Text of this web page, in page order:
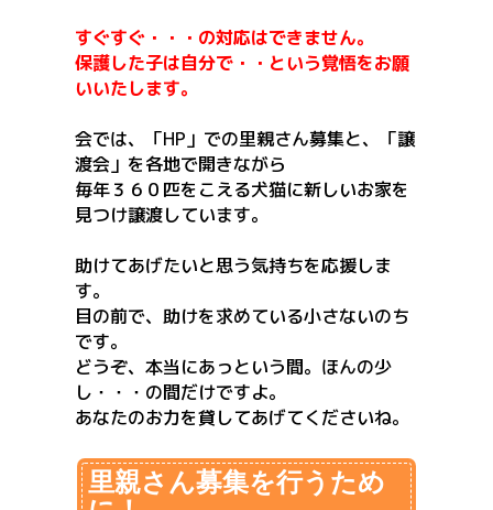
すぐすぐ・・・の対応はできません。
保護した子は自分で・・という覚悟をお願
いいたします。
会では、「HP」での里親さん募集と、「譲
渡会」を各地で開きながら
毎年３６０匹をこえる犬猫に新しいお家を
見つけ譲渡しています。
助けてあげたいと思う気持ちを応援しま
す。
目の前で、助けを求めている小さないのち
です。
どうぞ、本当にあっという間。ほんの少
し・・・の間だけですよ。
あなたのお力を貸してあげてくださいね。
里親さん募集を行うため